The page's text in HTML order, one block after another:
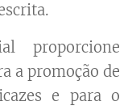
proporcione
a promoção de
e para o